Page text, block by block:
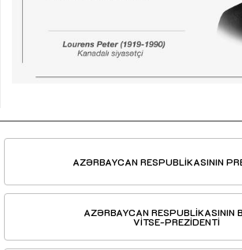
AZƏRBAYCAN RESPUBLİKASININ
AZƏRBAYCAN RESPUBLİKASININ
VİTSE-PREZİDENTİ